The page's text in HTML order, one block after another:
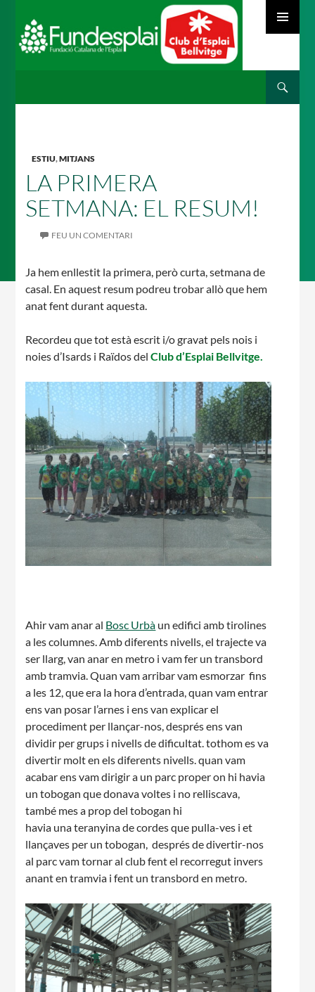
ESTIU,MITJANS
LA PRIMERA
SETMANA: EL RESUM!
FEU UN COMENTARI
Ja hem enllestit la primera, però curta, setmana de
casal. En aquest resum podreu trobar allò que hem
anat fent durant aquesta.
Recordeu que tot està escrit i/o gravat pels nois i
noies d’Isards i Raïdos delClub d’Esplai Bellvitge.
Ahir vam anar al Bosc Urbà un edifici amb tirolines
a les columnes. Amb diferents nivells, el trajecte va
ser llarg, van anar en metro i vam fer un transbord
amb tramvia. Quan vam arribar vam esmorzar fins
a les 12, que era la hora d’entrada, quan vam entrar
ens van posar l’arnes i ens van explicar el
procediment per llançar-nos, després ens van
dividir per grups i nivells de dificultat. tothom es va
divertir molt en els diferents nivells. quan vam
acabar ens vam dirigir a un parc proper on hi havia
un tobogan que donava voltes i no relliscava,
també mes a prop del tobogan hi
havia una teranyina de cordes que pulla-ves i et
llançaves per un tobogan, després de divertir-nos
al parc vam tornar al club fent el recorregut invers
anant en tramvia i fent un transbord en metro.
ALBERG CENTRE ESPLAI
FORMACIÓ
CASES DE COLÒNIES
ACCIÓ SOCIAL I JOVES
ESPLAIS
SUPORT TERCER SECTOR
CONEIX FUNDESPLAI
La Fundació
L'equip
Els comptes clars
Memòria d'activitats
Proposta educativa
ACTUALITAT
Notícies